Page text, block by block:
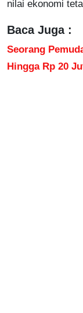
nilai ekonomi
Baca Juga :
Seorang
Hingga Rp 20